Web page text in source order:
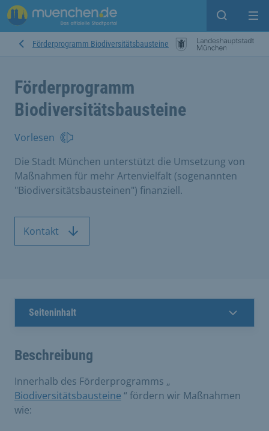
Suche
Förderprogramm Biodiversitätsbausteine
Förderprogramm
Biodiversitätsbausteine
Vorlesen
Die Stadt München unterstützt die Umsetzung von
Maßnahmen für mehr Artenvielfalt (sogenannten
"Biodiversitätsbausteinen") finanziell.
Kontakt
Seiteninhalt
Beschreibung
Innerhalb des Förderprogramms „
Biodiversitätsbausteine “ fördern wir Maßnahmen
wie: